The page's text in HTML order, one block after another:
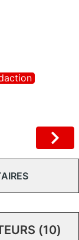
(10)